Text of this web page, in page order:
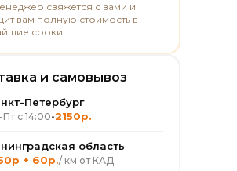
свяжется с вами и
вам полную стоимость в
сроки
и самовывоз
Петербург
с 14:00•2150р.
область
+ 60р./ км от КАД